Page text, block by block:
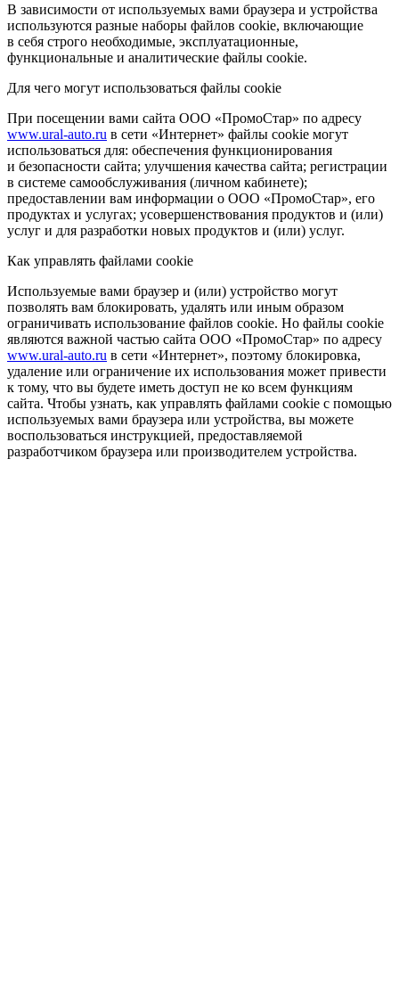
В зависимости от используемых вами браузера и устройства
используются разные наборы файлов cookie, включающие
в себя строго необходимые, эксплуатационные,
функциональные и аналитические файлы cookie.
Для чего могут использоваться файлы cookie
При посещении вами сайта ООО «ПромоСтар» по адресу
www.ural-auto.ru в сети «Интернет» файлы cookie могут
использоваться для: обеспечения функционирования
и безопасности сайта; улучшения качества сайта; регистрации
в системе самообслуживания (личном кабинете);
предоставлении вам информации о ООО «ПромоСтар», его
продуктах и услугах; усовершенствования продуктов и (или)
услуг и для разработки новых продуктов и (или) услуг.
Как управлять файлами cookie
Используемые вами браузер и (или) устройство могут
позволять вам блокировать, удалять или иным образом
ограничивать использование файлов cookie. Но файлы cookie
являются важной частью сайта ООО «ПромоСтар» по адресу
www.ural-auto.ru в сети «Интернет», поэтому блокировка,
удаление или ограничение их использования может привести
к тому, что вы будете иметь доступ не ко всем функциям
сайта. Чтобы узнать, как управлять файлами cookie с помощью
используемых вами браузера или устройства, вы можете
воспользоваться инструкцией, предоставляемой
разработчиком браузера или производителем устройства.